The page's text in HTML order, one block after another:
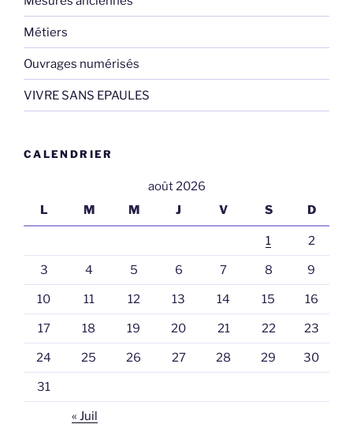
Métiers
Ouvrages numérisés
VIVRE SANS EPAULES
CALENDRIER
août 2026
L
M M J V S D
1 2
3 4 5 6 7 8 9
10 11 12 13 14 15 16
17 18 19 20 21 22 23
24 25 26 27 28 29 30
31
« Juil